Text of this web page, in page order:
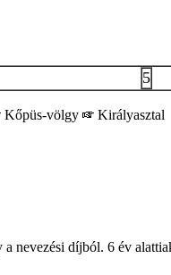
5
Kőpüs-völgy
Királyasztal
nevezési díjból. 6 év